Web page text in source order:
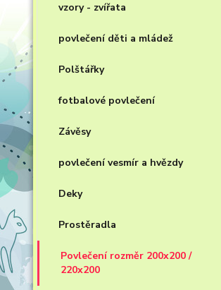
vzory - zvířata
povlečení děti a mládež
Polštářky
fotbalové povlečení
Závěsy
povlečení vesmír a hvězdy
Deky
Prostěradla
Povlečení rozměr 200x200 /
220x200